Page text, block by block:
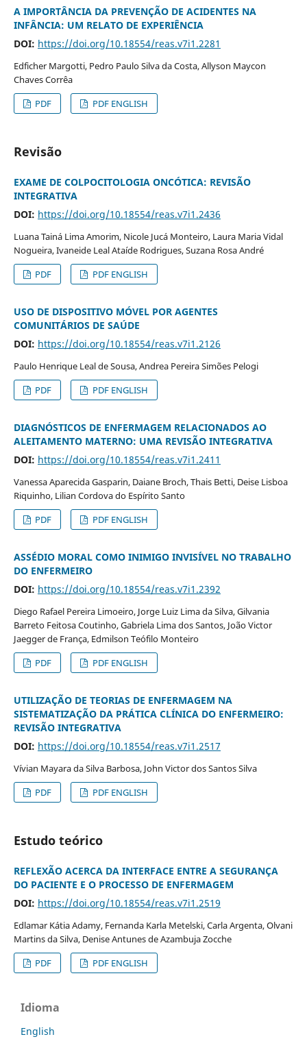
A IMPORTÂNCIA DA PREVENÇÃO DE ACIDENTES NA
INFÂNCIA: UM RELATO DE EXPERIÊNCIA
DOI: https://doi.org/10.18554/reas.v7i1.2281
Edficher Margotti, Pedro Paulo Silva da Costa, Allyson Maycon
Chaves Corrêa
PDF
PDF ENGLISH
Revisão
EXAME DE COLPOCITOLOGIA ONCÓTICA: REVISÃO
INTEGRATIVA
DOI: https://doi.org/10.18554/reas.v7i1.2436
Luana Tainá Lima Amorim, Nicole Jucá Monteiro, Laura Maria Vidal
Nogueira, Ivaneide Leal Ataíde Rodrigues, Suzana Rosa André
PDF
PDF ENGLISH
USO DE DISPOSITIVO MÓVEL POR AGENTES
COMUNITÁRIOS DE SAÚDE
DOI: https://doi.org/10.18554/reas.v7i1.2126
Paulo Henrique Leal de Sousa, Andrea Pereira Simões Pelogi
PDF
PDF ENGLISH
DIAGNÓSTICOS DE ENFERMAGEM RELACIONADOS AO
ALEITAMENTO MATERNO: UMA REVISÃO INTEGRATIVA
DOI: https://doi.org/10.18554/reas.v7i1.2411
Vanessa Aparecida Gasparin, Daiane Broch, Thais Betti, Deise Lisboa
Riquinho, Lilian Cordova do Espírito Santo
PDF
PDF ENGLISH
ASSÉDIO MORAL COMO INIMIGO INVISÍVEL NO TRABALHO
DO ENFERMEIRO
DOI: https://doi.org/10.18554/reas.v7i1.2392
Diego Rafael Pereira Limoeiro, Jorge Luiz Lima da Silva, Gilvania
Barreto Feitosa Coutinho, Gabriela Lima dos Santos, João Victor
Jaegger de França, Edmilson Teófilo Monteiro
PDF
PDF ENGLISH
UTILIZAÇÃO DE TEORIAS DE ENFERMAGEM NA
SISTEMATIZAÇÃO DA PRÁTICA CLÍNICA DO ENFERMEIRO:
REVISÃO INTEGRATIVA
DOI: https://doi.org/10.18554/reas.v7i1.2517
Vívian Mayara da Silva Barbosa, John Victor dos Santos Silva
PDF
PDF ENGLISH
Estudo teórico
REFLEXÃO ACERCA DA INTERFACE ENTRE A SEGURANÇA
DO PACIENTE E O PROCESSO DE ENFERMAGEM
DOI: https://doi.org/10.18554/reas.v7i1.2519
Edlamar Kátia Adamy, Fernanda Karla Metelski, Carla Argenta, Olvani
Martins da Silva, Denise Antunes de Azambuja Zocche
PDF
PDF ENGLISH
Idioma
English